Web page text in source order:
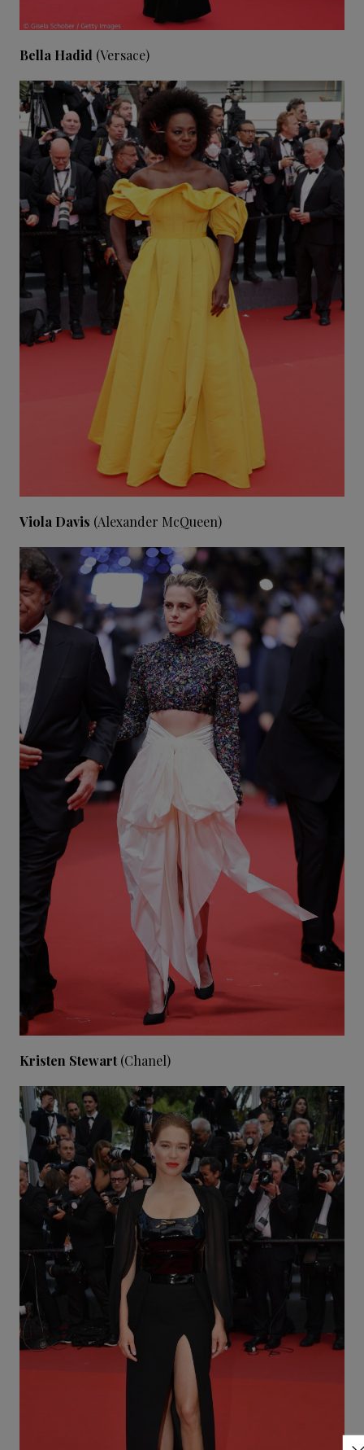
Bella Hadid (Versace)
Viola Davis (Alexander McQueen)
Kristen Stewart(Chanel)